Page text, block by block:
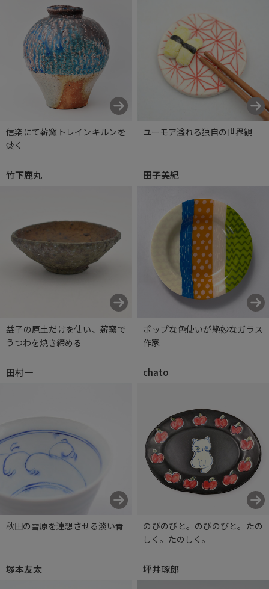
信楽にて薪窯トレインキルンを
焚く
ユーモア溢れる独自の世界観
竹下鹿丸
益子の原土だけを使い、薪窯で
うつわを焼き締める
田子美紀
ポップな色使いが絶妙なガラス
作家
田村一
秋田の雪原を連想させる淡い青
chato
のびのびと。のびのびと。たの
しく。たのしく。
塚本友太 坪井琢郎